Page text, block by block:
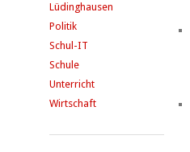
Lüdinghausen
Politik
Schul-IT
Schule
Unterricht
Wirtschaft